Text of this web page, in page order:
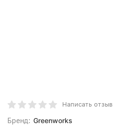
Написать отзыв
Бренд: Greenworks